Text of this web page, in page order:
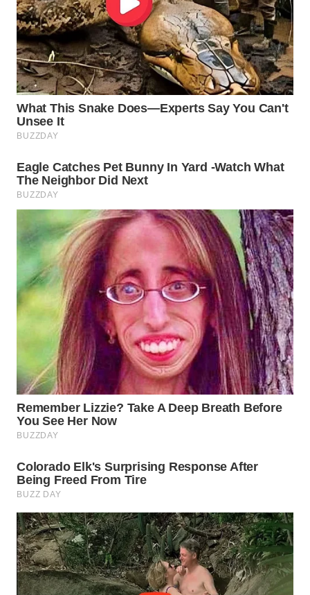
WN
CIANJUR
WN
KEPULAUAN
SERIBU
WN
WN
BINJAI
WN
CIREBON
WN
INDRAMAYU
WN
KUNINGAN
WN
MAJALENGKA
SUBANG
WN
SUKABUMI
WN
PURWAKARTA